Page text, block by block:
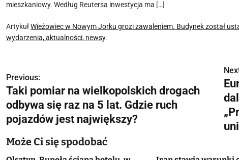
mieszkaniowy. Według Reutersa inwestycja ma […]
ArtykułWieżowiec w Nowym Jorku grozi zawaleniem. Budynek został
wydarzenia, aktualności, newsy.
N
a
w
Previous:
Taki pomiar na wielkopolskich drogach
odbywa się raz na 5 lat. Gdzie ruch
pojazdów jest największy?
Może Ci się spodobać